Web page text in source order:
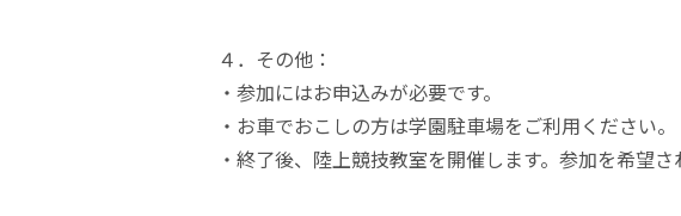
４．その他：
・参加にはお申込みが必要です。
・お車でおこしの方は学園駐車場をご利用ください。
・終了後、陸上競技教室を開催します。参加を希望